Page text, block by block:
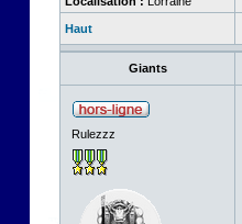
Haut
Giants
Rulezzz